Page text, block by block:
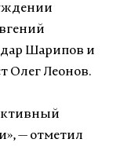
Шарипов и
Олег Леонов.
— отметил